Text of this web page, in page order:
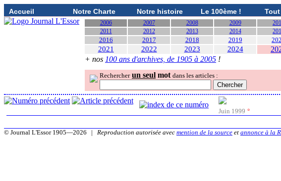
Accueil Notre Charte Notre histoire Le 100ème !
2006 2007 2008 2009
2011
2012 2013 2014
2016 2017 2018 2019
2021 2022 2023 2024
+ nos 100 ans d'archives, de 1905 à 2005 !
Rechercher un seul mot dans les articles :
Juin 1999 °
© Journal L'Essor 1905—2026 | Reproduction autorisée avec mention de la source et annonce à la